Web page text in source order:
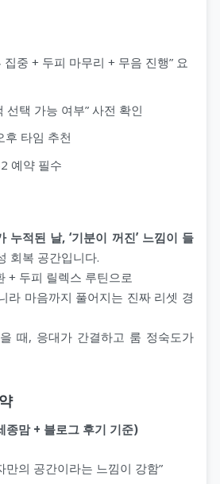
집중 + 두피 마무리 + 무음 진행” 요
선택 가능 여부” 사전 확인
후 타임 추천
예약 필수
누적된 날, ‘기분이 꺼진’ 느낌이 들
회복 공간입니다.
+ 두피 릴렉스 루틴으로
라 마음까지 풀어지는 진짜 리셋 경
때, 응대가 간결하고 룸 정숙도가
맘 + 블로그 후기 기준)
만의 공간이라는 느낌이 강함”